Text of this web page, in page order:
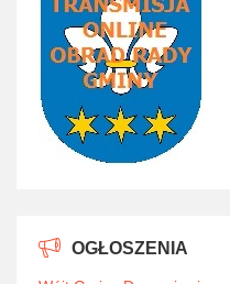
OGŁOSZENIA